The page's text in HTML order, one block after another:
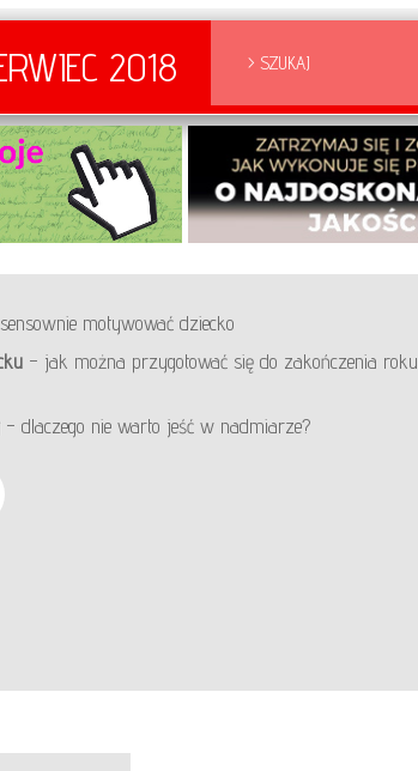
2018
motywować dziecko
– jak można przygotować się do zakończenia roku
– dlaczego nie warto jeść w nadmiarze?